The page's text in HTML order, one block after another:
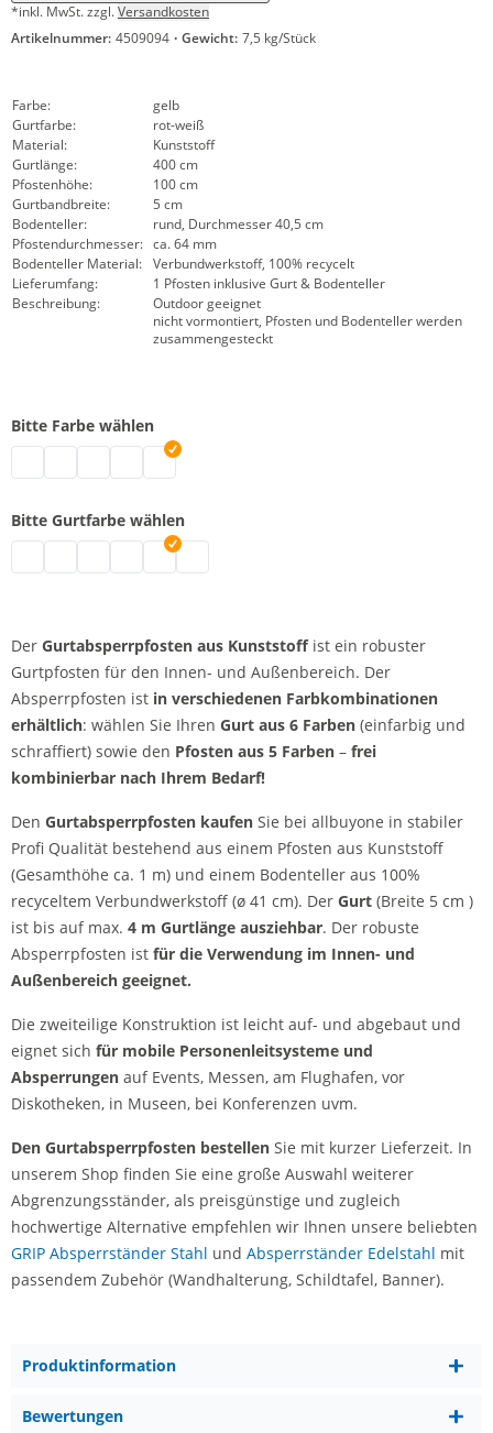
*inkl. MwSt. zzgl.Versandkosten
Artikelnummer: 4509094 · Gewicht: 7,5 kg/Stück
Farbe:
gelb
Gurtfarbe:
rot-weiß
Material:
Kunststoff
Gurtlänge:
400 cm
Pfostenhöhe:
100 cm
Gurtbandbreite:
5 cm
Bodenteller:
rund, Durchmesser 40,5 cm
Pfostendurchmesser: ca. 64 mm
Bodenteller Material: Verbundwerkstoff, 100% recycelt
Lieferumfang:
1 Pfosten inklusive Gurt & Bodenteller
Beschreibung:
Outdoor geeignet
nicht vormontiert, Pfosten und Bodenteller werden
zusammengesteckt
Bitte Farbe wählen
Gurtabsperrpfosten | grau
Gurtabsperrpfosten | schwarz
Gurtabsperrpfosten | weiß
Gurtabsperrpfosten | rot
Gurtabsperrpfosten | gelb
Bitte Gurtfarbe wählen
Gurtabsperrpfosten | rot
Gurtabsperrpfosten | signalgelb
Gurtabsperrpfosten | schwarz-gelb
Gurtabsperrpfosten | schwarz
Gurtabsperrpfosten | rot-weiß
Gurtabsperrpfosten | blau
Der Gurtabsperrpfosten aus Kunststoffist ein robuster
Gurtpfosten für den Innen- und Außenbereich. Der
Absperrpfosten ist in verschiedenen Farbkombinationen
erhältlich: wählen Sie Ihren Gurt aus 6 Farben (einfarbig und
schraffiert) sowie den Pfosten aus 5 Farben – frei
kombinierbar nach Ihrem Bedarf!
Den Gurtabsperrpfosten kaufen Sie bei allbuyone in stabiler
Profi Qualität bestehend aus einem Pfosten aus Kunststoff
(Gesamthöhe ca. 1 m) und einem Bodenteller aus 100%
recyceltem Verbundwerkstoff (ø 41 cm). Der Gurt (Breite 5 cm )
ist bis auf max. 4 m Gurtlänge ausziehbar. Der robuste
Absperrpfosten ist für die Verwendung im Innen- und
Außenbereich geeignet.
Die zweiteilige Konstruktion ist leicht auf- und abgebaut und
eignet sich für mobile Personenleitsysteme und
Absperrungen auf Events, Messen, am Flughafen, vor
Diskotheken, in Museen, bei Konferenzen uvm.
Den Gurtabsperrpfosten bestellen Sie mit kurzer Lieferzeit. In
unserem Shop finden Sie eine große Auswahl weiterer
Abgrenzungsständer, als preisgünstige und zugleich
hochwertige Alternative empfehlen wir Ihnen unsere beliebten
GRIP Absperrständer Stahl und Absperrständer Edelstahl mit
passendem Zubehör (Wandhalterung, Schildtafel, Banner).
Produktinformation
Bewertungen